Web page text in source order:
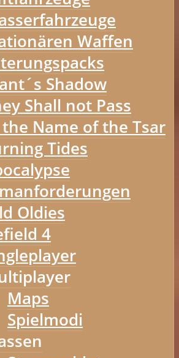
Waffen
Shadow
Shall not Pass
Name of the Tsar
Tides
Oldies
4
Maps
Spielmodi